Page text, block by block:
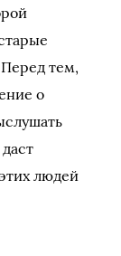
тем,
о
людей